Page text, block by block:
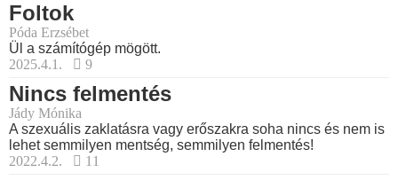
Foltok
Póda Erzsébet
Ül a számítógép mögött.
2025.4.1.
9
Nincs felmentés
Jády Mónika
A szexuális zaklatásra vagy erőszakra soha nincs és nem is
lehet semmilyen mentség, semmilyen felmentés!
2022.4.2.
11